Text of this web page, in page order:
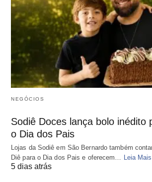
NEGÓCIOS
Sodiê Doces lança bolo inédito
o Dia dos Pais
Lojas da Sodiê em São Bernardo também
Diê para o Dia dos Pais e oferecem… Leia Mais
5 dias atrás